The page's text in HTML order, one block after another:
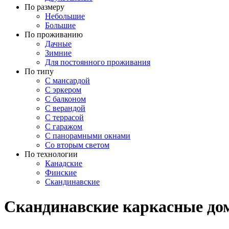
По размеру
Небольшие
Большие
По проживанию
Дачные
Зимние
Для постоянного проживания
По типу
С мансардой
С эркером
С балконом
С верандой
С террасой
С гаражом
С панорамными окнами
Со вторым светом
По технологии
Канадские
Финские
Скандинавские
Скандинавские каркасные